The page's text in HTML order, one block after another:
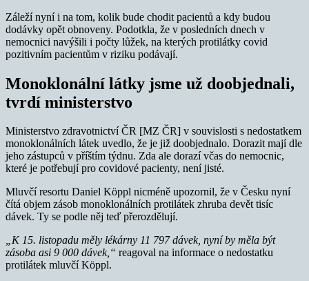
Záleží nyní i na tom, kolik bude chodit pacientů a kdy budou
dodávky opět obnoveny. Podotkla, že v posledních dnech v
nemocnici navýšili i počty lůžek, na kterých protilátky covid
pozitivním pacientům v riziku podávají.
Monoklonální látky jsme už doobjednali,
tvrdí ministerstvo
Ministerstvo zdravotnictví ČR [MZ ČR] v souvislosti s nedostatkem
monoklonálních látek uvedlo, že je již doobjednalo. Dorazit mají dle
jeho zástupců v příštím týdnu. Zda ale dorazí včas do nemocnic,
které je potřebují pro covidové pacienty, není jisté.
Mluvčí resortu Daniel Köppl nicméně upozornil, že v Česku nyní
čítá objem zásob monoklonálních protilátek zhruba devět tisíc
dávek. Ty se podle něj teď přerozdělují.
„K 15. listopadu měly lékárny 11 797 dávek, nyní by měla být
zásoba asi 9 000 dávek,“ reagoval na informace o nedostatku
protilátek mluvčí Köppl.